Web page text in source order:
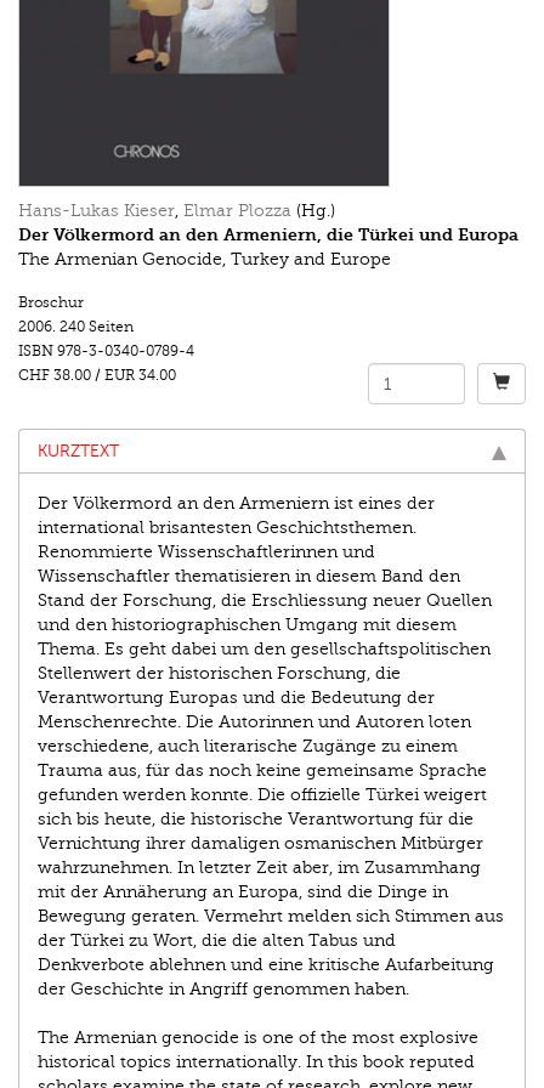
Hans-Lukas Kieser, Elmar Plozza (Hg.)
Der Völkermord an den Armeniern, die Türkei und Europa
The Armenian Genocide, Turkey and Europe
Broschur
2006. 240 Seiten
ISBN 978-3-0340-0789-4
CHF 38.00 / EUR 34.00
KURZTEXT
Der Völkermord an den Armeniern ist eines der
international brisantesten Geschichtsthemen.
Renommierte Wissenschaftlerinnen und
Wissenschaftler thematisieren in diesem Band den
Stand der Forschung, die Erschliessung neuer Quellen
und den historiographischen Umgang mit diesem
Thema. Es geht dabei um den gesellschaftspolitischen
Stellenwert der historischen Forschung, die
Verantwortung Europas und die Bedeutung der
Menschenrechte. Die Autorinnen und Autoren loten
verschiedene, auch literarische Zugänge zu einem
Trauma aus, für das noch keine gemeinsame Sprache
gefunden werden konnte. Die offizielle Türkei weigert
sich bis heute, die historische Verantwortung für die
Vernichtung ihrer damaligen osmanischen Mitbürger
wahrzunehmen. In letzter Zeit aber, im Zusammhang
mit der Annäherung an Europa, sind die Dinge in
Bewegung geraten. Vermehrt melden sich Stimmen aus
der Türkei zu Wort, die die alten Tabus und
Denkverbote ablehnen und eine kritische Aufarbeitung
der Geschichte in Angriff genommen haben.
The Armenian genocide is one of the most explosive
historical topics internationally. In this book reputed